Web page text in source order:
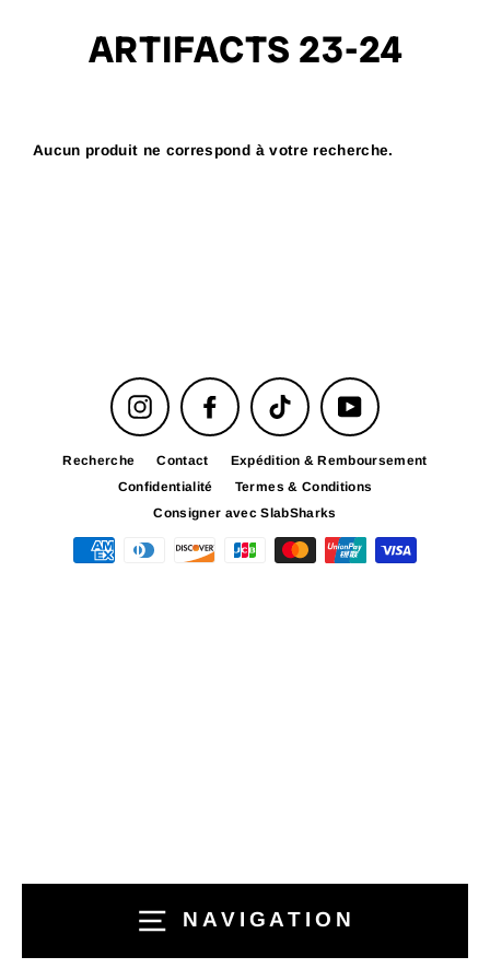
NAVIGATION
ARTIFACTS 23-24
Aucun produit ne correspond à votre recherche.
Instagram Facebook TikTok YouTube
Recherche Contact
Expédition & Remboursement
Confidentialité
Termes & Conditions
Consigner avec SlabSharks